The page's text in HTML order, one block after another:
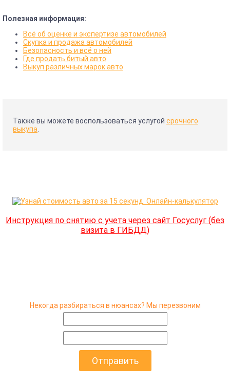
Полезная информация:
Всё об оценке и экспертизе автомобилей
Скупка и продажа автомобилей
Безопасность и всё о ней
Где продать битый авто
Выкуп различных марок авто
Также вы можете воспользоваться услугой срочного
выкупа.
Инструкция по снятию с учета через сайт Госуслуг (без
визита в ГИБДД)
Некогда разбираться в нюансах? Мы перезвоним